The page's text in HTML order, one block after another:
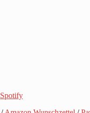
Spotify